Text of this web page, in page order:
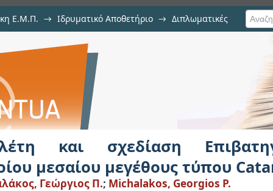
Ε.Μ.Π. → Ιδρυματικό Αποθετήριο → Διπλωματικές
Επιβατηγού-
και σχεδίαση
μεσαίου μεγέθους τύπου
Γεώργιος Π.; Michalakos, Georgios P.